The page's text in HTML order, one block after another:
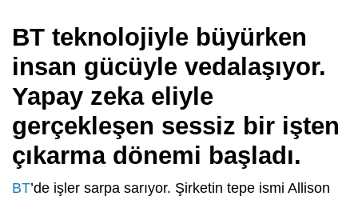
BT teknolojiyle büyürken
insan gücüyle vedalaşıyor.
Yapay zeka eliyle
gerçekleşen sessiz bir işten
çıkarma dönemi başladı.
BT’de işler sarpa sarıyor. Şirketin tepe ismi Allison